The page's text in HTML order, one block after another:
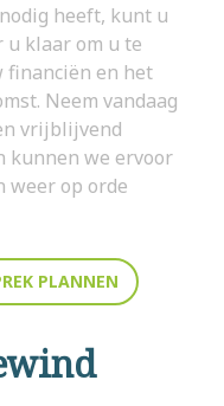
heeft, kunt u
u klaar om u te
financiën en het
Neem vandaag
vrijblijvend
kunnen we ervoor
weer op orde
PLANNEN